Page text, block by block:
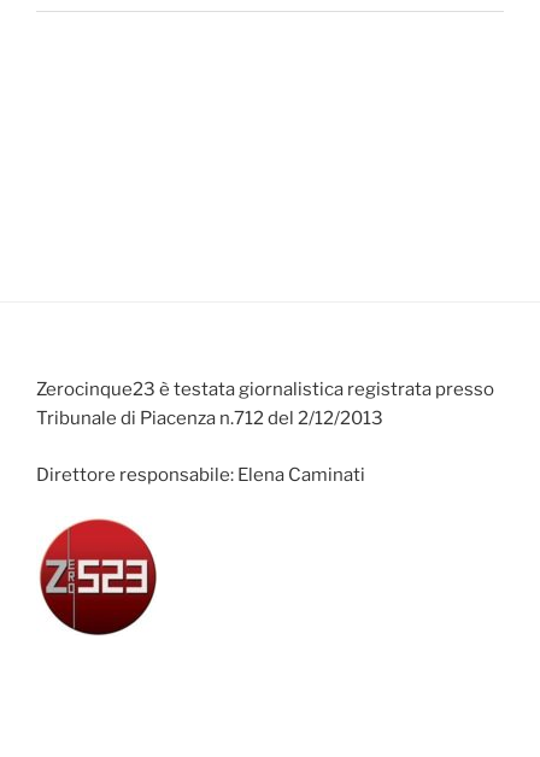
Zerocinque23 è testata giornalistica registrata presso
Tribunale di Piacenza n.712 del 2/12/2013
Direttore responsabile: Elena Caminati